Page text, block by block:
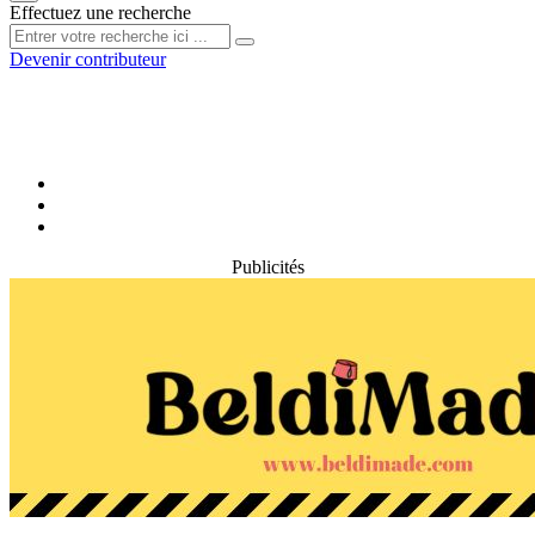
Effectuez une recherche
Devenir contributeur
Publicités